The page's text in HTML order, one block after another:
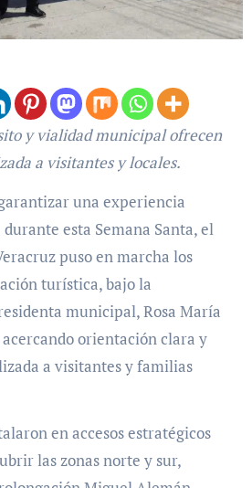
a visitantes y locales.
una experiencia
esta Semana Santa, el
puso en marcha los
turística, bajo la
municipal, Rosa María
orientación clara y
a visitantes y familias
en accesos estratégicos
las zonas norte y sur,